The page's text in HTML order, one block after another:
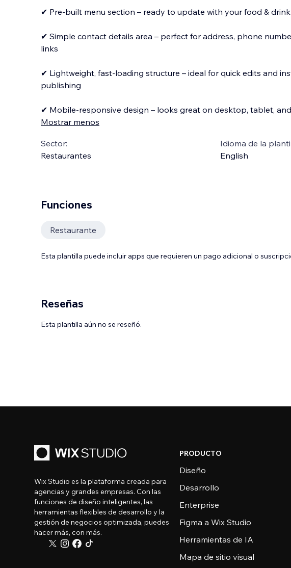
✔ Pre-built menu section – ready to update with your food &
✔ Simple contact details area – perfect for address, phone
links
✔ Lightweight, fast-loading structure – ideal for quick edits and
publishing
✔ Mobile-responsive design – looks great on desktop, tablet,
Mostrar menos
Sector:
Restaurantes
Idioma de la
English
Funciones
Restaurante
Esta plantilla puede incluir apps que requieren un pago adicional o
Reseñas
Esta plantilla aún no se reseñó.
Wix Studio es la plataforma creada para
agencias y grandes empresas. Con las
funciones de diseño inteligentes, las
herramientas flexibles de desarrollo y la
gestión de negocios optimizada, puedes
hacer más, con más.
PRODUCTO
Diseño
Desarrollo
Enterprise
Figma a Wix Studio
Herramientas de IA
Mapa de sitio visual